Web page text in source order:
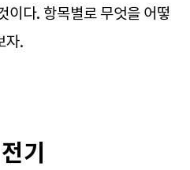
이다. 항목별로 무엇을 어떻
자.
기